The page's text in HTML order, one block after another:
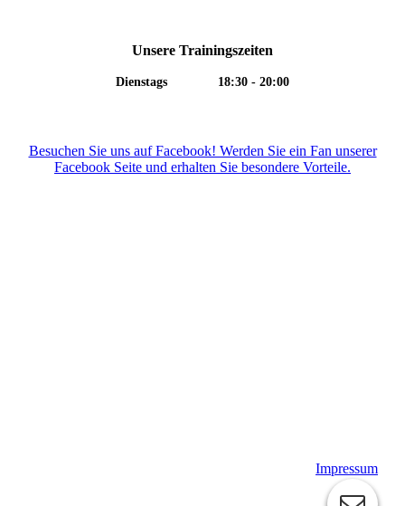
Unsere Trainingszeiten
Dienstags 18:30 - 20:00
Besuchen Sie uns auf Facebook! Werden Sie ein Fan unserer
Facebook Seite und erhalten Sie besondere Vorteile.
Impressum